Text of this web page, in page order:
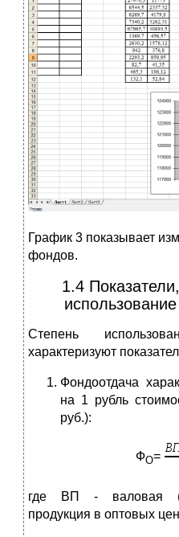
График 3 показывает
фондов.
1.4
Степень
характеризуют
Фондоотдача
на 1 рубль
руб.):
ФО=
где ВП - валовая
продукция в оптовых